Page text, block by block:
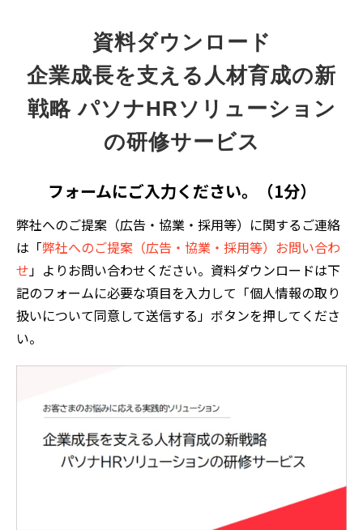
資料ダウンロード
企業成長を支える人材育成の新
戦略 パソナHRソリューション
の研修サービス
フォームにご入力ください。（1分）
弊社へのご提案（広告・協業・採用等）に関するご連絡
は「弊社へのご提案（広告・協業・採用等）お問い合わ
せ」よりお問い合わせください。資料ダウンロードは下
記のフォームに必要な項目を入力して「個人情報の取り
扱いについて同意して送信する」ボタンを押してくださ
い。